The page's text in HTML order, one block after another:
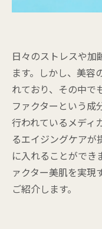
日々のストレスや加
ます。しかし、美容
れており、その中で
ファクターという成
行われているメディ
るエイジングケアが
に入れることができ
ァクター美肌を実現
ご紹介します。